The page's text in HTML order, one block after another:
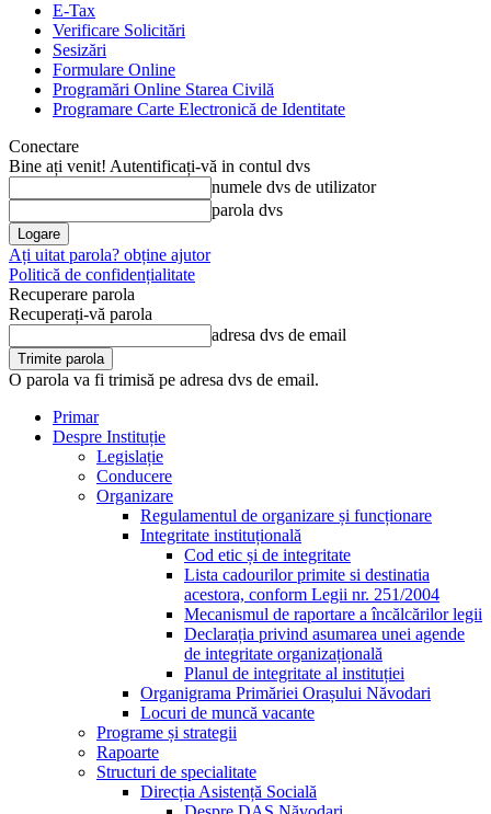
E-Tax
Verificare Solicitări
Sesizări
Formulare Online
Programări Online Starea Civilă
Programare Carte Electronică de Identitate
Conectare
Bine ați venit! Autentificați-vă in contul dvs
numele dvs de utilizator
parola dvs
Ați uitat parola? obține ajutor
Politică de confidențialitate
Recuperare parola
Recuperați-vă parola
adresa dvs de email
O parola va fi trimisă pe adresa dvs de email.
Primar
Despre Instituție
Legislație
Conducere
Organizare
Regulamentul de organizare și funcționare
Integritate instituțională
Cod etic și de integritate
Lista cadourilor primite si destinatia
acestora, conform Legii nr. 251/2004
Mecanismul de raportare a încălcărilor legii
Declarația privind asumarea unei agende
de integritate organizațională
Planul de integritate al instituției
Organigrama Primăriei Orașului Năvodari
Locuri de muncă vacante
Programe și strategii
Rapoarte
Structuri de specialitate
Direcția Asistență Socială